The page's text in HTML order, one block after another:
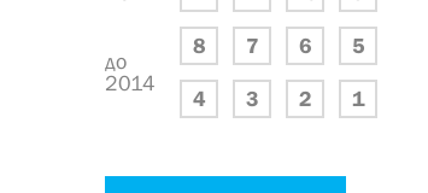
до
2014
8 7 6 5
4 3 2 1